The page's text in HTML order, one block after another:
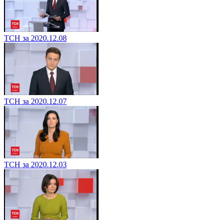
ТСН за 2020.12.08
ТСН за 2020.12.07
ТСН за 2020.12.03